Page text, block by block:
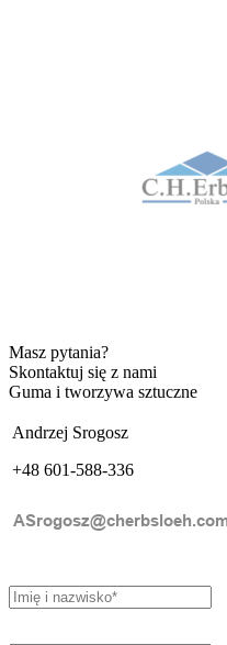
Masz pytania?
Skontaktuj się z nami
Guma i tworzywa sztuczne
Andrzej Srogosz
+48 601-588-336